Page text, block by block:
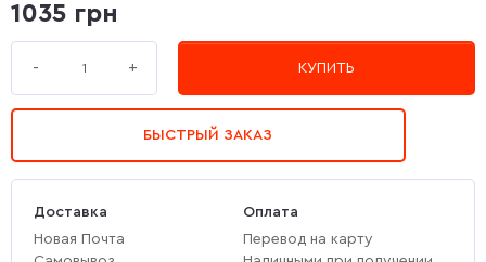
1035 грн
- + КУПИТЬ
БЫСТРЫЙ ЗАКАЗ
Доставка
Новая Почта
Оплата
Перевод на карту